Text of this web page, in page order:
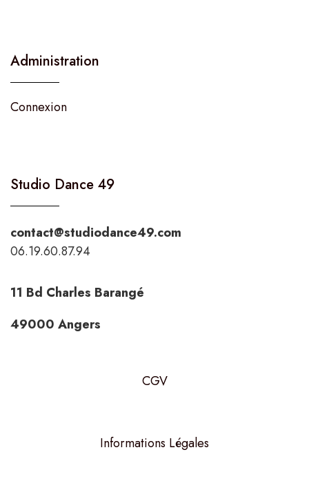
Administration
Connexion
Studio Dance 49
contact@studiodance49.com
06.19.60.87.94
11 Bd Charles Barangé
49000 Angers
CGV
Informations Légales